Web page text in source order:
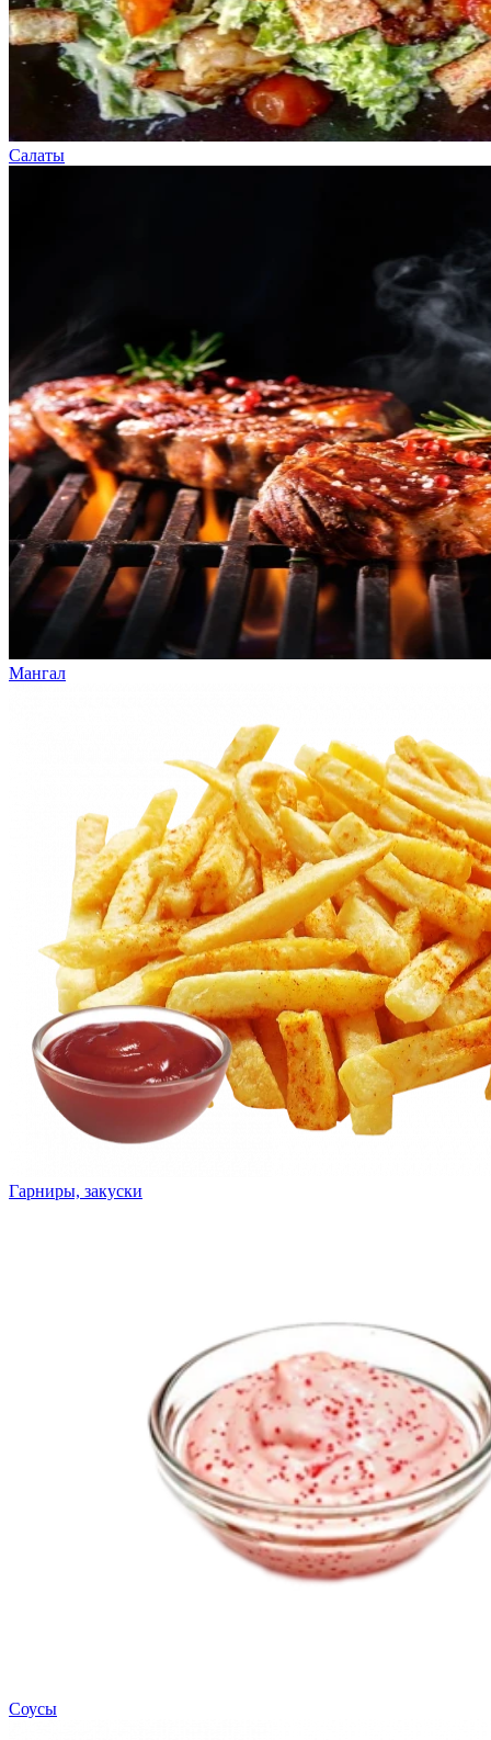
Салаты
Мангал
Гарниры, закуски
Соусы